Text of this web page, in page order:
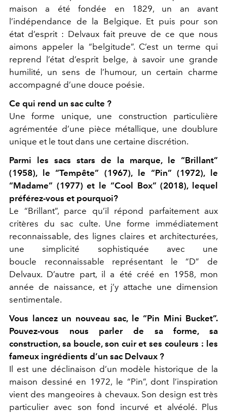
maison a été fondée en 1829, un an avant
l’indépendance de la Belgique. Et puis pour son
état d’esprit : Delvaux fait preuve de ce que nous
aimons appeler la “belgitude”. C’est un terme qui
reprend l’état d’esprit belge, à savoir une grande
humilité, un sens de l’humour, un certain charme
accompagné d’une douce poésie.
Ce qui rend un sac culte ?
Une forme unique, une construction particulière
agrémentée d’une pièce métallique, une doublure
unique et le tout dans une certaine discrétion.
Parmi les sacs stars de la marque, le “Brillant”
(1958), le “Tempête” (1967), le “Pin” (1972), le
“Madame” (1977) et le “Cool Box” (2018), lequel
préférez-vous et pourquoi?
Le “Brillant”, parce qu’il répond parfaitement aux
critères du sac culte. Une forme immédiatement
reconnaissable, des lignes claires et architecturées,
une simplicité sophistiquée avec une
boucle reconnaissable représentant le “D” de
Delvaux. D’autre part, il a été créé en 1958, mon
année de naissance, et j’y attache une dimension
sentimentale.
Vous lancez un nouveau sac, le “Pin Mini Bucket”.
Pouvez-vous nous parler de sa forme, sa
construction, sa boucle, son cuir et ses couleurs : les
fameux ingrédients d’un sac Delvaux ?
Il est une déclinaison d’un modèle historique de la
maison dessiné en 1972, le “Pin”, dont l’inspiration
vient des mangeoires à chevaux. Son design est très
particulier avec son fond incurvé et alvéolé. Plus